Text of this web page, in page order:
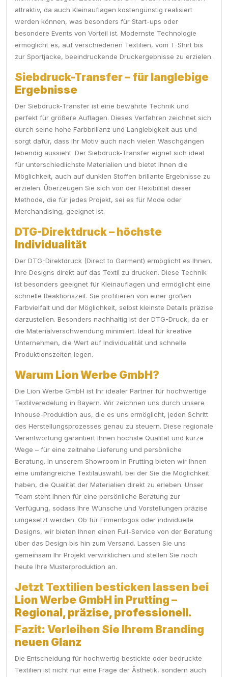
attraktiv, da auch Kleinauflagen kostengünstig realisiert
werden können, was besonders für Start-ups oder
besondere Events von Vorteil ist. Modernste Technologie
ermöglicht es, auf verschiedenen Textilien, vom T-Shirt bis
zur Sportjacke, beeindruckende Druckergebnisse zu erzielen.
Siebdruck-Transfer – für langlebige
Ergebnisse
Der Siebdruck-Transfer ist eine bewährte Technik und
perfekt für größere Auflagen. Dieses Verfahren zeichnet sich
durch seine hohe Farbbrillanz und Langlebigkeit aus und
sorgt dafür, dass Ihr Motiv auch nach vielen Waschgängen
lebendig aussieht. Der Siebdruck-Transfer eignet sich ideal
für unterschiedlichste Materialien und bietet Ihnen die
Möglichkeit, auch auf dunklen Stoffen brillante Ergebnisse zu
erzielen. Überzeugen Sie sich von der Flexibilität dieser
Methode, die für jedes Projekt, sei es für Mode oder
Merchandising, geeignet ist.
DTG-Direktdruck – höchste
Individualität
Der DTG-Direktdruck (Direct to Garment) ermöglicht es Ihnen,
Ihre Designs direkt auf das Textil zu drucken. Diese Technik
ist besonders geeignet für Kleinauflagen und ermöglicht eine
schnelle Reaktionszeit. Sie profitieren von einer großen
Farbvielfalt und der Möglichkeit, selbst kleinste Details präzise
darzustellen. Besonders nachhaltig ist der DTG-Druck, da er
die Materialverschwendung minimiert. Ideal für kreative
Unternehmen, die Wert auf Individualität und schnelle
Produktionszeiten legen.
Warum Lion Werbe GmbH?
Die Lion Werbe GmbH ist Ihr idealer Partner für hochwertige
Textilveredelung in Bayern. Wir zeichnen uns durch unsere
Inhouse-Produktion aus, die es uns ermöglicht, jeden Schritt
des Herstellungsprozesses genau zu steuern. Diese regionale
Verantwortung garantiert Ihnen höchste Qualität und kurze
Wege – für eine zeitnahe Lieferung und persönliche
Beratung. In unserem Showroom in Prutting bieten wir Ihnen
eine umfangreiche Textilauswahl, bei der Sie die Möglichkeit
haben, die Qualität der Materialien direkt zu erleben. Unser
Team steht Ihnen für eine persönliche Beratung zur
Verfügung, sodass Ihre Wünsche und Vorstellungen präzise
umgesetzt werden. Ob für Firmenlogos oder individuelle
Designs, wir bieten Ihnen einen Full-Service von der Beratung
über das Design bis hin zum Versand. Lassen Sie uns
gemeinsam Ihr Projekt verwirklichen und stellen Sie noch
heute Ihre Musterproduktion an.
Jetzt Textilien besticken lassen bei
Lion Werbe GmbH in Prutting –
Regional, präzise, professionell.
Fazit: Verleihen Sie Ihrem Branding
neuen Glanz
Die Entscheidung für hochwertig bestickte oder bedruckte
Textilien ist nicht nur eine Frage der Ästhetik, sondern auch